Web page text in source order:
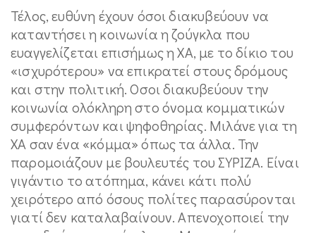
Τέλος, ευθύνη έχουν όσοι διακυβεύουν να
καταντήσει η κοινωνία η ζούγκλα που
ευαγγελίζεται επισήμως η ΧΑ, με το δίκιο του
«ισχυρότερου» να επικρατεί στους δρόμους
και στην πολιτική. Οσοι διακυβεύουν την
κοινωνία ολόκληρη στο όνομα κομματικών
συμφερόντων και ψηφοθηρίας. Μιλάνε για τη
ΧΑ σαν ένα «κόμμα» όπως τα άλλα. Την
παρομοιάζουν με βουλευτές του ΣΥΡΙΖΑ. Είναι
γιγάντιο το ατόπημα, κάνει κάτι πολύ
χειρότερο από όσους πολίτες παρασύρονται
γιατί δεν καταλαβαίνουν. Απενοχοποιεί την